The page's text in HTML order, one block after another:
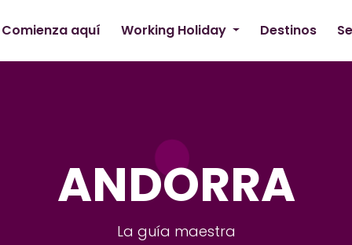
Comienza aquí Working Holiday Destinos
ANDORRA
La guía maestra